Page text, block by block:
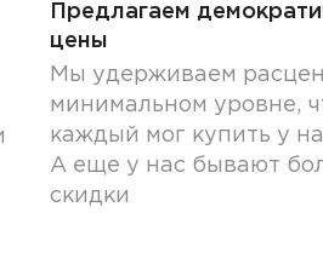
Предлагаем
цены
Мы удерживаем
минимальном уровне,
каждый мог купить у
А еще у нас бывают
скидки